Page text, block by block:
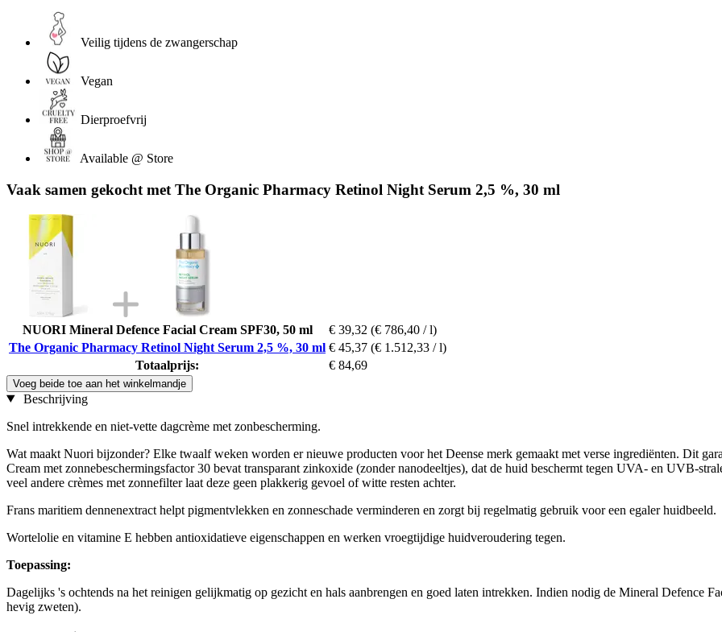
Veilig tijdens de zwangerschap
Vegan
Dierproefvrij
Available @ Store
Vaak samen gekocht met The Organic Pharmacy Retinol Night Serum 2,5 %, 30 ml
NUORI Mineral Defence Facial Cream SPF30, 50 ml € 39,32 (€ 786,40 / l)
The Organic Pharmacy Retinol Night Serum 2,5 %, 30 ml € 45,37 (€ 1.512,33 / l)
Totaalprijs:
€ 84,69
Voeg beide toe aan het winkelmandje
Beschrijving
Snel intrekkende en niet-vette dagcrème met zonbescherming.
Wat maakt Nuori bijzonder? Elke twaalf weken worden er nieuwe producten voor het Deense merk gemaakt met verse ingrediënten. Dit
Cream met zonnebeschermingsfactor 30 bevat transparant zinkoxide (zonder nanodeeltjes), dat de huid beschermt tegen UVA- en UVB-
veel andere crèmes met zonnefilter laat deze geen plakkerig gevoel of witte resten achter.
Frans maritiem dennenextract helpt pigmentvlekken en zonneschade verminderen en zorgt bij regelmatig gebruik voor een egaler huidbeeld.
Wortelolie en vitamine E hebben antioxidatieve eigenschappen en werken vroegtijdige huidveroudering tegen.
Toepassing:
Dagelijks 's ochtends na het reinigen gelijkmatig op gezicht en hals aanbrengen en goed laten intrekken. Indien nodig de Mineral Defence
hevig zweten).